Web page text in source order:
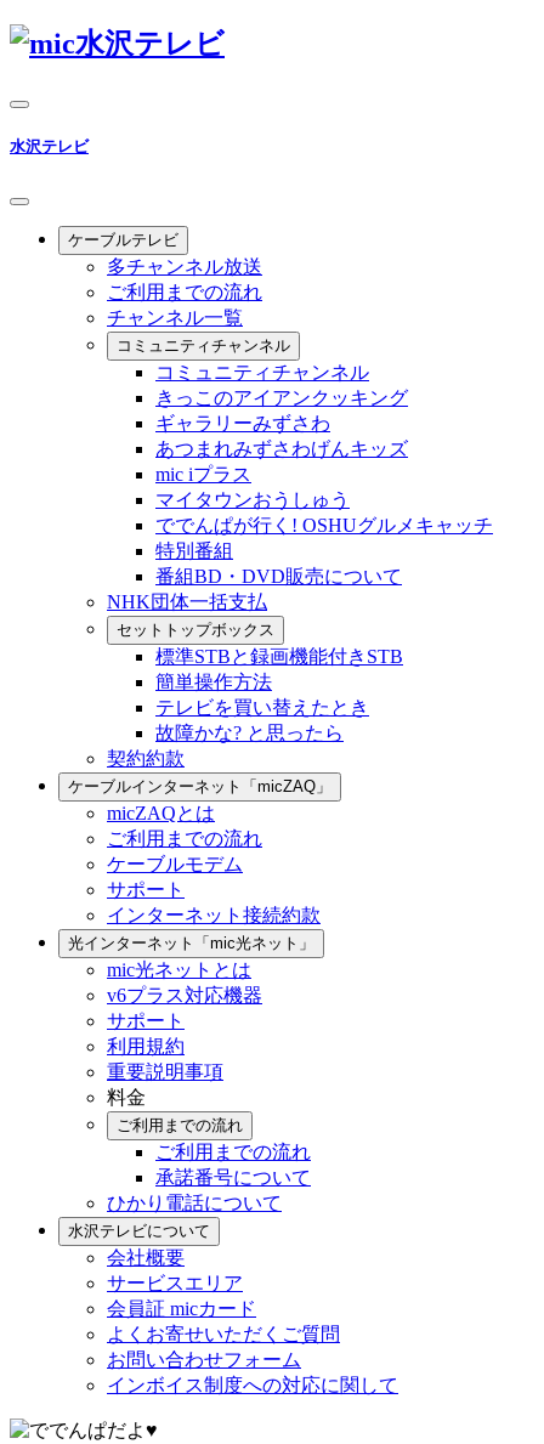
水沢テレビ
ケーブルテレビ
多チャンネル放送
ご利用までの流れ
チャンネル一覧
コミュニティチャンネル
コミュニティチャンネル
きっこのアイアンクッキング
ギャラリーみずさわ
あつまれみずさわげんキッズ
mic iプラス
マイタウンおうしゅう
ででんぱが行く! OSHUグルメキャッチ
特別番組
番組BD・DVD販売について
NHK団体一括支払
セットトップボックス
標準STBと録画機能付きSTB
簡単操作方法
テレビを買い替えたとき
故障かな? と思ったら
契約約款
ケーブルインターネット「micZAQ」
micZAQとは
ご利用までの流れ
ケーブルモデム
サポート
インターネット接続約款
光インターネット「mic光ネット」
mic光ネットとは
v6プラス対応機器
サポート
利用規約
重要説明事項
料金
ご利用までの流れ
ご利用までの流れ
承諾番号について
ひかり電話について
水沢テレビについて
会社概要
サービスエリア
会員証 micカード
よくお寄せいただくご質問
お問い合わせフォーム
インボイス制度への対応に関して